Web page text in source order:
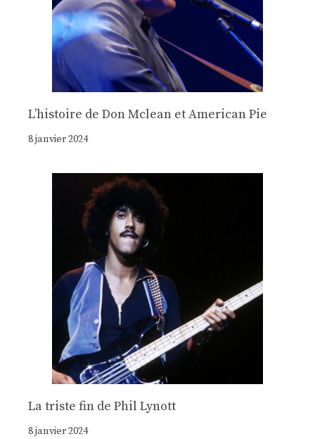
Lʼhistoire de Don Mclean et American Pie
8 janvier 2024
La triste fin de Phil Lynott
8 janvier 2024